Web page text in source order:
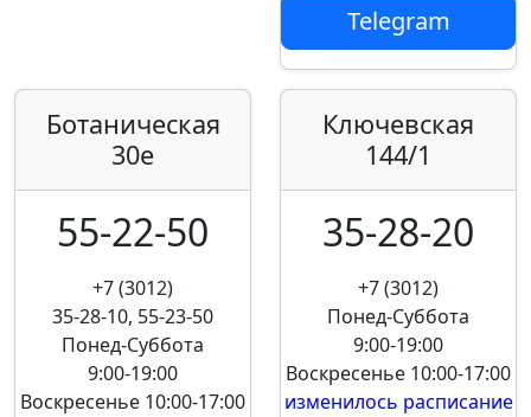
Telegram
Ботаническая
30е
55-22-50
+7 (3012)
35-28-10, 55-23-50
Понед-Суббота
9:00-19:00
Воскресенье 10:00-17:00
Ключевская
144/1
35-28-20
+7 (3012)
Понед-Суббота
9:00-19:00
Воскресенье 10:00-17:00
изменилось расписание